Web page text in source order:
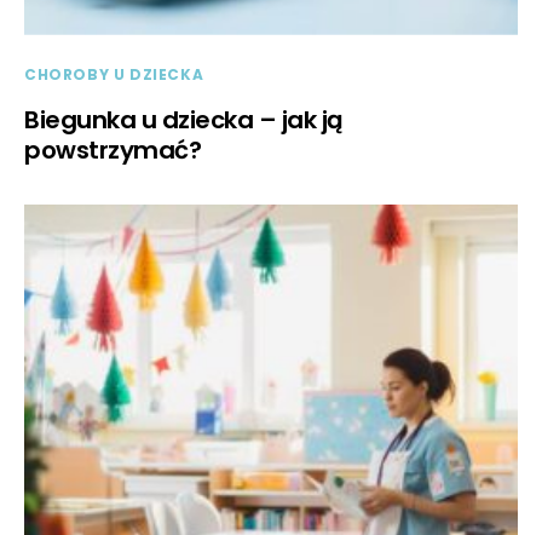
CHOROBY U DZIECKA
Biegunka u dziecka – jak ją
powstrzymać?